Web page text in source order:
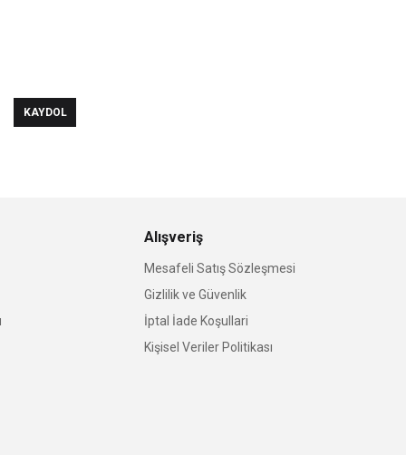
KAYDOL
Alışveriş
Mesafeli Satış Sözleşmesi
Gizlilik ve Güvenlik
İptal İade Koşullari
Kişisel Veriler Politikası